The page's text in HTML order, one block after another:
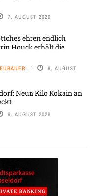
7. AUGUST 2026
ehren endlich
Houck erhält die
6. AUGUST
Neun Kilo Kokain an
6. AUGUST 2026